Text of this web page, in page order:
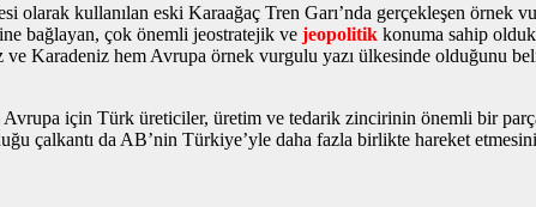
olarak kullanılan eski Karaağaç Tren Garı’nda gerçekleşen örnek
bağlayan, çok önemli jeostratejik ve jeopolitik konuma sahip
Karadeniz hem Avrupa örnek vurgulu yazı ülkesinde olduğunu
için Türk üreticiler, üretim ve tedarik zincirinin önemli bir
çalkantı da AB’nin Türkiye’yle daha fazla birlikte hareket